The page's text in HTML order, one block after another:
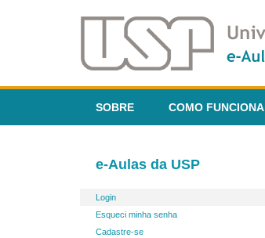
SOBRE COMO FUNCIONA
e-Aulas da USP
Login
Esqueci minha senha
Cadastre-se